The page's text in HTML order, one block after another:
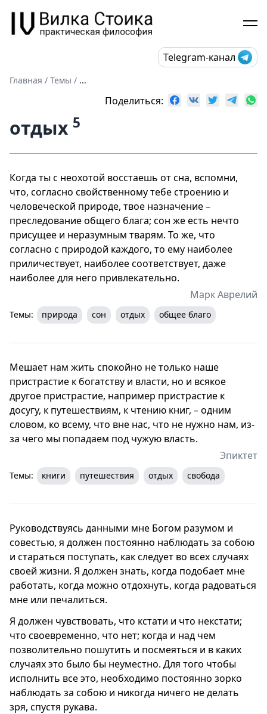
Telegram-канал
Главная / Темы / ...
Поделиться:
отдых 5
Когда ты с неохотой восстаешь от сна, вспомни,
что, согласно свойственному тебе строению и
человеческой природе, твое назначение –
преследование общего блага; сон же есть нечто
присущее и неразумным тварям. То же, что
согласно с природой каждого, то ему наиболее
приличествует, наиболее соответствует, даже
наиболее для него привлекательно.
Марк Аврелий
Темы: природа сон отдых общее благо
Мешает нам жить спокойно не только наше
пристрастие к богатству и власти, но и всякое
другое пристрастие, например пристрастие к
досугу, к путешествиям, к чтению книг, – одним
словом, ко всему, что вне нас, что не нужно нам, из-
за чего мы попадаем под чужую власть.
Эпиктет
Темы: книги путешествия отдых свобода
Руководствуясь данными мне Богом разумом и
совестью, я должен постоянно наблюдать за собою
и стараться поступать, как следует во всех случаях
своей жизни. Я должен знать, когда подобает мне
работать, когда можно отдохнуть, когда радоваться
мне или печалиться.
Я должен чувствовать, что кстати и что некстати;
что своевременно, что нет; когда и над чем
позволительно пошутить и посмеяться и в каких
случаях это было бы неуместно. Для того чтобы
исполнить все это, необходимо постоянно зорко
наблюдать за собою и никогда ничего не делать
зря, спустя рукава.